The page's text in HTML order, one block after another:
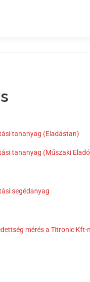
tananyag (Eladástan)
tananyag (Műszaki
segédanyag
mérés a Titronic Kft-